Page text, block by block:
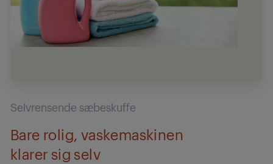
Selvrensende sæbeskuffe
Bare rolig, vaskemaskinen
klarer sig selv